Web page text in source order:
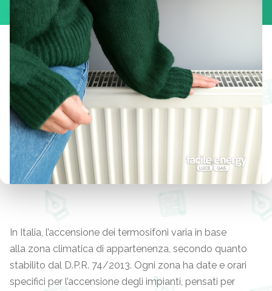
In Italia, l’accensione dei termosifoni varia in base
alla zona climatica di appartenenza, secondo quanto
stabilito dal D.P.R. 74/2013. Ogni zona ha date e orari
specifici per l’accensione degli impianti, pensati per